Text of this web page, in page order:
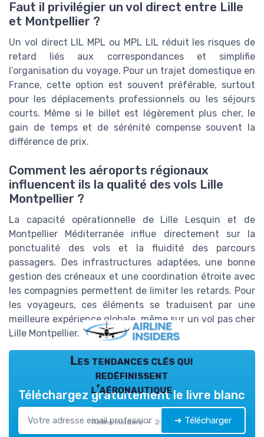
Faut il privilégier un vol direct entre Lille
et Montpellier ?
Un vol direct LIL MPL ou MPL LIL réduit les risques de
retard liés aux correspondances et simplifie
l’organisation du voyage. Pour un trajet domestique en
France, cette option est souvent préférable, surtout
pour les déplacements professionnels ou les séjours
courts. Même si le billet est légèrement plus cher, le
gain de temps et de sérénité compense souvent la
différence de prix.
Comment les aéroports régionaux
influencent ils la qualité des vols Lille
Montpellier ?
La capacité opérationnelle de Lille Lesquin et de
Montpellier Méditerranée influe directement sur la
ponctualité des vols et la fluidité des parcours
passagers. Des infrastructures adaptées, une bonne
gestion des créneaux et une coordination étroite avec
les compagnies permettent de limiter les retards. Pour
les voyageurs, ces éléments se traduisent par une
meilleure expérience globale, même sur un vol pas cher
Lille Montpellier.
Les tendances clés qui
redéfinissent
l’aéronautique
Airline Insiders — 2026
Téléchargez gratuitement le livre blanc
➔ Télécharger